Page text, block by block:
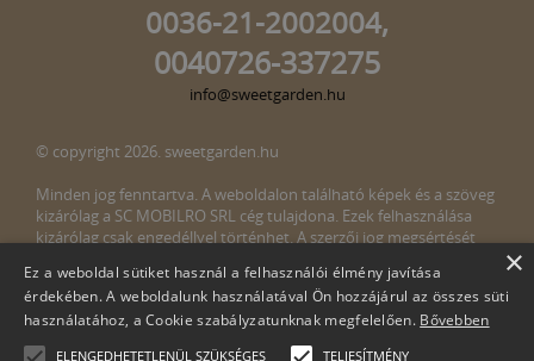
0036-21-2002004,
0040726-337275
info@sweetgarden.hu
© copyright 2026. sweetgarden.hu
Minden jog fenntartva. A weboldalon található képek és a szöveg
kizárólag a SC MOBILRO SRL cég tulajdona. Ezek felhasználása
kizárólag csak engedéllyel történhet. A szerzői jog megsértését
megsértését észlelné, kérjük, jelezze ezt felénk a következő e-mail
címen:info@sweetgarden.hu
×
Ez a weboldal sütiket használ a felhasználói élmény javítása
érdekében. A weboldalunk használatával Ön hozzájárul az összes süti
használatához, a Cookie szabályzatunknak megfelelően. Bővebben
ELENGEDHETETLENÜL SZÜKSÉGES TELJESÍTMÉNY